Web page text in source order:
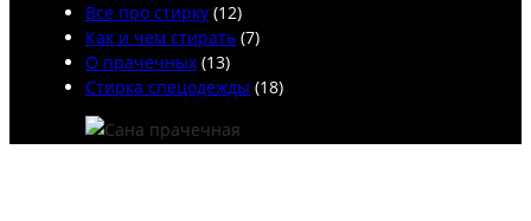
Все про стирку (12)
Как и чем стирать (7)
О прачечных (13)
Стирка спецодежды (18)